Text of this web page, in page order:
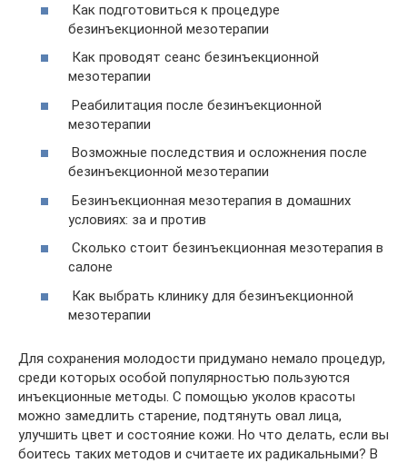
Как подготовиться к процедуре
безинъекционной мезотерапии
Как проводят сеанс безинъекционной
мезотерапии
Реабилитация после безинъекционной
мезотерапии
Возможные последствия и осложнения после
безинъекционной мезотерапии
Безинъекционная мезотерапия в домашних
условиях: за и против
Сколько стоит безинъекционная мезотерапия в
салоне
Как выбрать клинику для безинъекционной
мезотерапии
Для сохранения молодости придумано немало процедур,
среди которых особой популярностью пользуются
инъекционные методы. С помощью уколов красоты
можно замедлить старение, подтянуть овал лица,
улучшить цвет и состояние кожи. Но что делать, если вы
боитесь таких методов и считаете их радикальными? В